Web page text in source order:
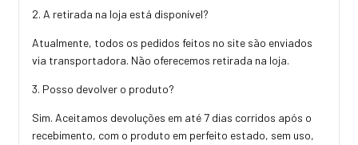
2. A retirada na loja está disponível?
Atualmente, todos os pedidos feitos no site são enviados
via transportadora. Não oferecemos retirada na loja.
3. Posso devolver o produto?
Sim. Aceitamos devoluções em até 7 dias corridos após o
recebimento, com o produto em perfeito estado, sem uso,